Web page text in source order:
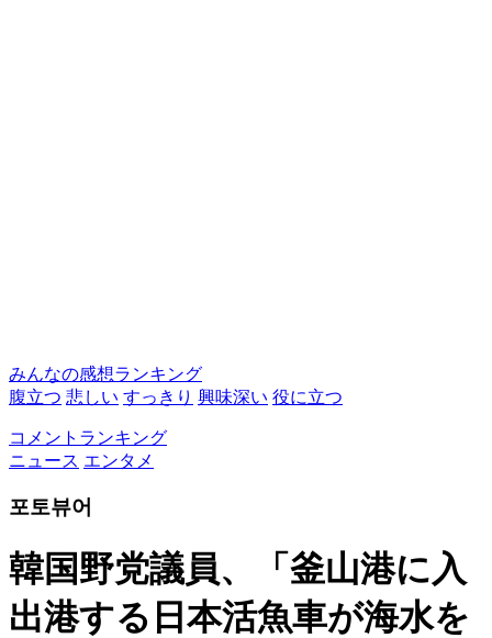
みんなの感想ランキング
腹立つ 悲しい すっきり 興味深い 役に立つ
コメントランキング
ニュース エンタメ
포토뷰어
韓国野党議員、「釜山港に入
出港する日本活魚車が海水を